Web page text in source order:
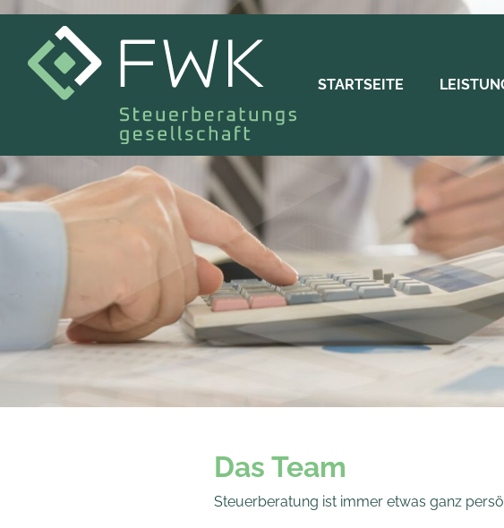
Navigation überspringen
STARTSEITE
Das Team
Steuerberatung ist immer etwas ganz